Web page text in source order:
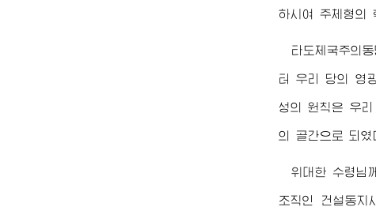
하시여 주체형의
타도제국주의
터 우리 당의 영
성의 원칙은 우
의 골간으로 되였
위대한 수령님
조직인 건설동지